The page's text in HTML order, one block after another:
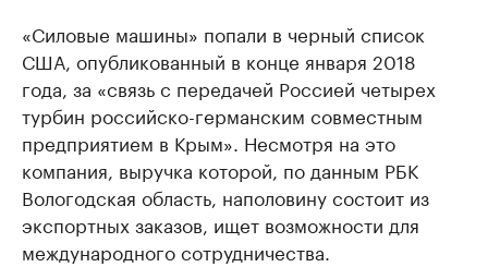
«Силовые машины» попали в черный список
США, опубликованный в конце января 2018
года, за «связь с передачей Россией четырех
турбин российско-германским совместным
предприятием в Крым». Несмотря на это
компания, выручка которой, по данным РБК
Вологодская область, наполовину состоит из
экспортных заказов, ищет возможности для
международного сотрудничества.